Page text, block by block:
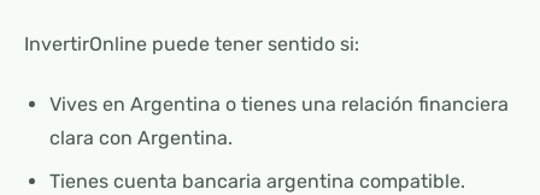
InvertirOnline puede tener sentido si:
Vives en Argentina o tienes una relación financiera
clara con Argentina.
Tienes cuenta bancaria argentina compatible.